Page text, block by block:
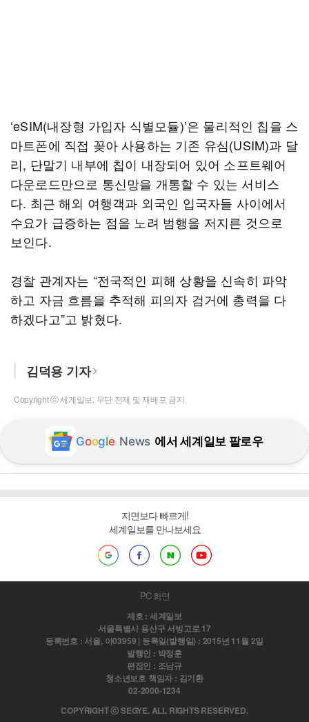
‘eSIM(내장형 가입자 식별모듈)’은 물리적인 칩을 스
마트폰에 직접 꽂아 사용하는 기존 유심(USIM)과 달
리, 단말기 내부에 칩이 내장되어 있어 소프트웨어
다운로드만으로 통신망을 개통할 수 있는 서비스
다. 최근 해외 여행객과 외국인 입국자들 사이에서
수요가 급증하는 점을 노려 범행을 저지른 것으로
보인다.
경찰 관계자는 “전국적인 피해 상황을 신속히 파악
하고 자금 흐름을 추적해 피의자 검거에 총력을 다
하겠다고”고 밝혔다.
김덕용 기자
Copyright ⓒ 세계일보. 무단 전재 및 재배포 금지
Google News 에서 세계일보 팔로우
지면보다 빠르게!
세계일보를 만나보세요
PC 화면
제호 : 세계일보
서울특별시 용산구 서빙고로 17
등록번호 : 서울, 아03959 | 등록일(발행일) : 2015년 11월 2일
발행인 : 박정훈
편집인 : 조남규
청소년보호 책임자 : 김기환
02-2000-1234
COPYRIGHT ⓒ SEGYE. ALL RIGHTS RESERVED.